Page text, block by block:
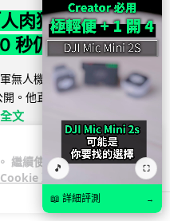
繼續使用
Cookie 政
肉狩獵」 無人機
秒仍被炸傷
無人機追擊近 40 秒後被炸
。他直斥俄軍對平民進行
文
🎵 ⛶
📖 詳細評測 →